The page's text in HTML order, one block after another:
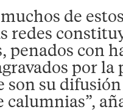
de
redes
con
por la
son su
calumnias”,